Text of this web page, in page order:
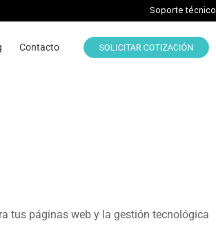
Soporte técnico
Contacto SOLICITAR COTIZACIÓN
tus páginas web y la gestión tecnológica